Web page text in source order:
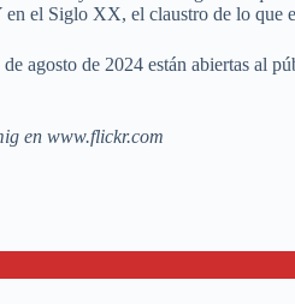
el Siglo XX, el claustro de lo que
agosto de 2024 están abiertas
en www.flickr.com